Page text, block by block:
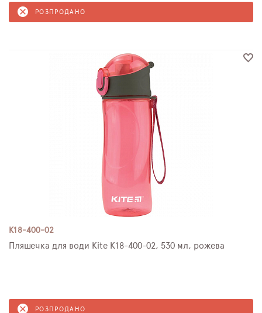
РОЗПРОДАНО
K18-400-02
Пляшечка для води Kite K18-400-02, 530 мл, рожева
РОЗПРОДАНО